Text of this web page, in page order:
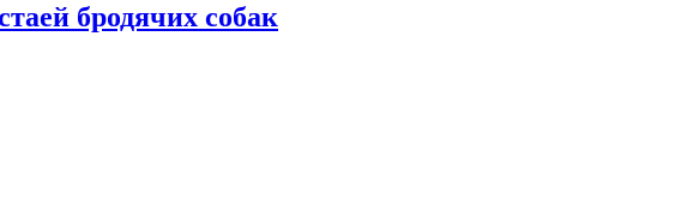
бродячих собак